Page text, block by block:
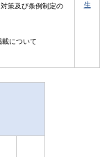
策及び条例制定の
載について
生